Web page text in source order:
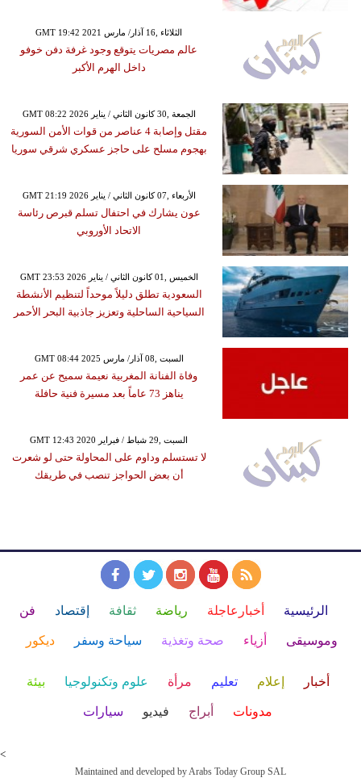
GMT 19:42 2021 الثلاثاء ,16 آذار/ مارس
عالم مصريات يتوقع وجود غرفة دفن خوفو
داخل الهرم الأكبر
GMT 08:22 2026 الجمعة ,30 كانون الثاني / يناير
مقتل وإصابة 4 عناصر من قوات الأمن السورية
بهجوم مسلح على حاجز عسكري شرقي سوريا
GMT 21:19 2026 الأربعاء ,07 كانون الثاني / يناير
عون يشارك في احتفال تسلم قبرص رئاسة
الاتحاد الأوروبي
GMT 23:53 2026 الخميس ,01 كانون الثاني / يناير
السعودية تطلق دليلاً موحداً لتنظيم الأنشطة
السياحية الساحلية وتعزيز جاذبية البحر الأحمر
GMT 08:44 2025 السبت ,08 آذار/ مارس
وفاة الفنانة المغربية نعيمة سميح عن عمر
يناهز 73 عاماً بعد مسيرة فنية حافلة
GMT 12:43 2020 السبت ,29 شباط / فبراير
لا تستسلم وداوم على المحاولة حتى لو شعرت
أن بعض الحواجز تنصب في طريقك
الرئيسية أخبارعاجلة رياضة ثقافة إقتصاد فن
وموسيقى أزياء صحة وتغذية سياحة وسفر ديكور
أخبار إعلام تعليم مرأة علوم وتكنولوجيا بيئة
مدونات أبراج فيديو سيارات
<
Maintained and developed by Arabs Today Group SAL